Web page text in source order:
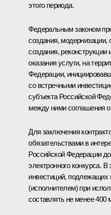
этого периода.
Федеральным законом
создания, модернизации,
создания,
оказания услуги, на
Федерации,
со встречными
субъекта Российской
между ними соглашения о
Для заключения
обязательствами в
Российской Федерации
электронного конкурса.
инвестиций,
(исполнителем) при
составлять не менее 400